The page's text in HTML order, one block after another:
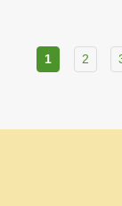
1 2